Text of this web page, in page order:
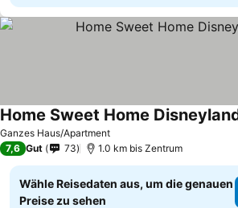
Ganzes Haus/Apartment
Home Sweet Home
7,6 Gut 73 1.0 km bis Zentrum
Wähle Reisedaten aus, um die genauen
Preise zu sehen